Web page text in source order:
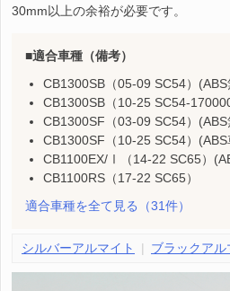
30mm以上の余裕が必要です。
適合車種（備考）
CB1300SB（05-09 SC54）(ABS
CB1300SB（10-25 SC54-
CB1300SF（03-09 SC54）(ABS
CB1300SF（10-25 SC54）
CB1100EX/Ⅰ（14-22 SC65）
CB1100RS（17-22 SC65）
適合車種を全て見る
（31件）
シルバーアルマイト ブラックアル